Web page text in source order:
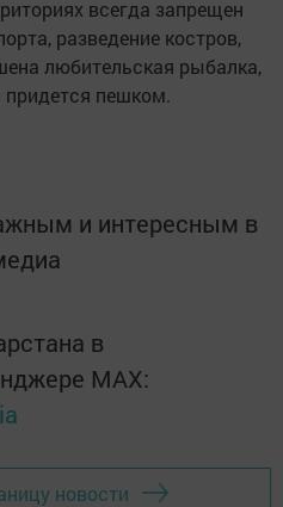
всегда запрещен
разведение костров,
любительская рыбалка,
придется пешком.
и интересным в
в
MАХ:
новости